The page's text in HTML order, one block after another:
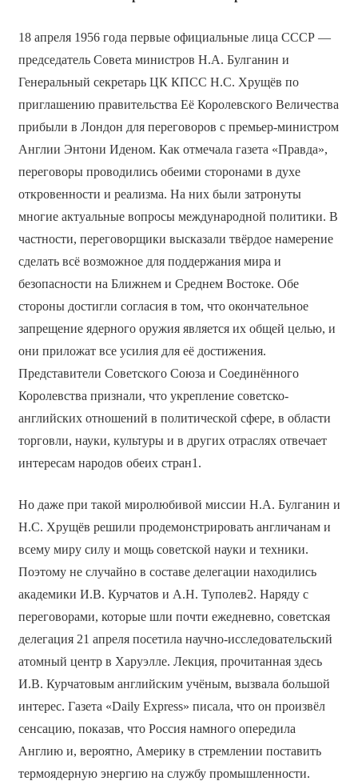
18 апреля 1956 года первые официальные лица СССР —
председатель Совета министров Н.А. Булганин и
Генеральный секретарь ЦК КПСС Н.С. Хрущёв по
приглашению правительства Её Королевского Величества
прибыли в Лондон для переговоров с премьер-министром
Англии Энтони Иденом. Как отмечала газета «Правда»,
переговоры проводились обеими сторонами в духе
откровенности и реализма. На них были затронуты
многие актуальные вопросы международной политики. В
частности, переговорщики высказали твёрдое намерение
сделать всё возможное для поддержания мира и
безопасности на Ближнем и Среднем Востоке. Обе
стороны достигли согласия в том, что окончательное
запрещение ядерного оружия является их общей целью, и
они приложат все усилия для её достижения.
Представители Советского Союза и Соединённого
Королевства признали, что укрепление советско-
английских отношений в политической сфере, в области
торговли, науки, культуры и в других отраслях отвечает
интересам народов обеих стран1.
Но даже при такой миролюбивой миссии Н.А. Булганин и
Н.С. Хрущёв решили продемонстрировать англичанам и
всему миру силу и мощь советской науки и техники.
Поэтому не случайно в составе делегации находились
академики И.В. Курчатов и А.Н. Туполев2. Наряду с
переговорами, которые шли почти ежедневно, советская
делегация 21 апреля посетила научно-исследовательский
атомный центр в Харуэлле. Лекция, прочитанная здесь
И.В. Курчатовым английским учёным, вызвала большой
интерес. Газета «Daily Express» писала, что он произвёл
сенсацию, показав, что Россия намного опередила
Англию и, вероятно, Америку в стремлении поставить
термоядерную энергию на службу промышленности.